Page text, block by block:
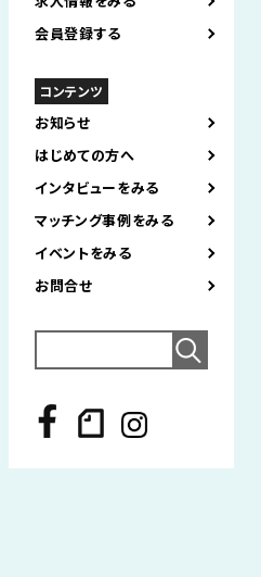
会員登録する
コンテンツ
お知らせ
はじめての方へ
インタビューをみる
マッチング事例をみる
イベントをみる
お問合せ
for: